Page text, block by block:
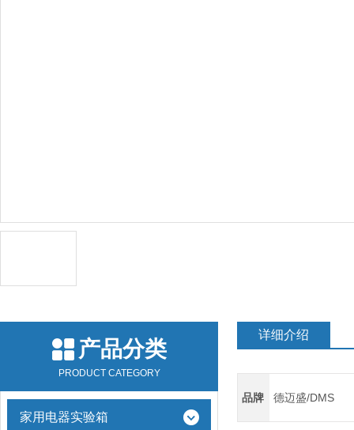
产品分类
PRODUCT CATEGORY
家用电器实验箱
详细介绍
品牌 德迈盛/DMS